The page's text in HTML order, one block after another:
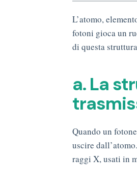
L’atomo,
fotoni gioca un
di questa
a. La
Quando un
uscire
raggi X, usati in